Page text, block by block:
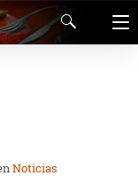
Noticias